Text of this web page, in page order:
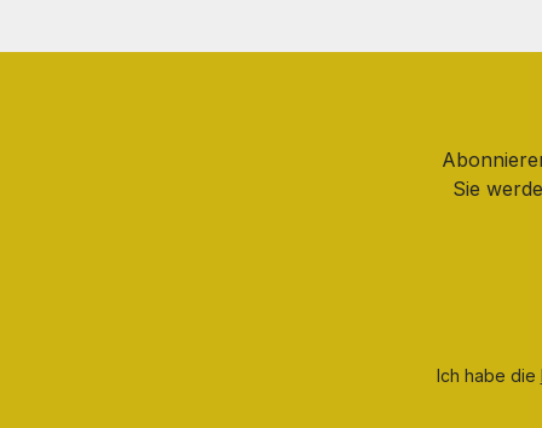
Sie
Ich habe die